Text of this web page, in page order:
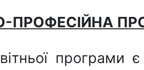
ПРОФЕСІЙНА
програми